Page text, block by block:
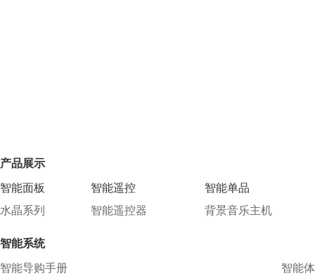
产品展示
智能面板
水晶系列
智能遥控
智能遥控器
智能单品
背景音乐主机
智能系统
智能导购手册
智能